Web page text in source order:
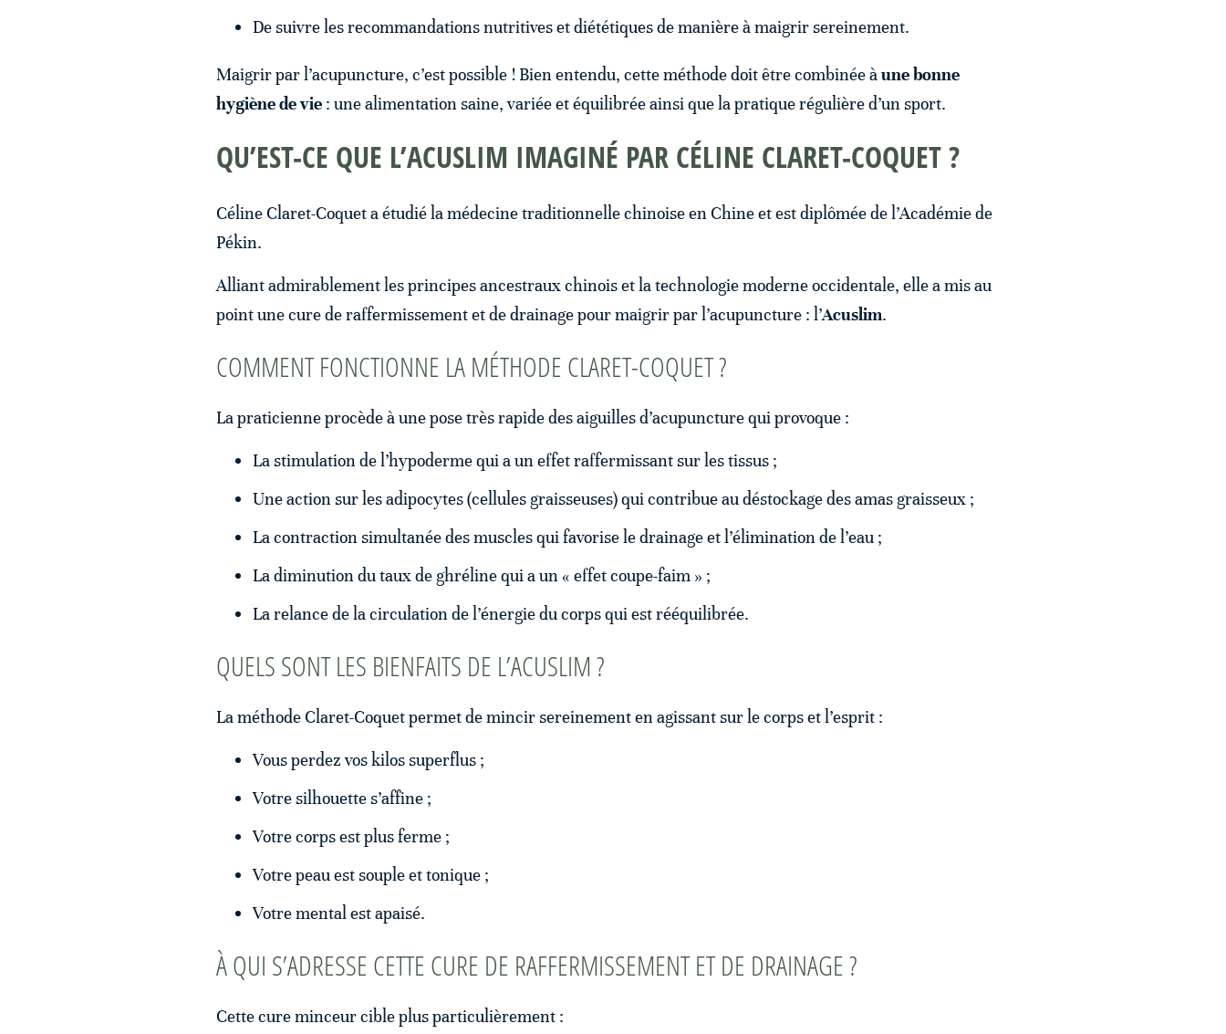
De suivre les recommandations nutritives et diététiques de manière à maigrir sereinement.
Maigrir par l’acupuncture, c’est possible ! Bien entendu, cette méthode doit être combinée àune bonne
hygiène de vie : une alimentation saine, variée et équilibrée ainsi que la pratique régulière d’un sport.
QU’EST-CE QUE L’ACUSLIM IMAGINÉ PAR CÉLINE CLARET-COQUET ?
Céline Claret-Coquet a étudié la médecine traditionnelle chinoise en Chine et est diplômée de l’Académie de
Pékin.
Alliant admirablement les principes ancestraux chinois et la technologie moderne occidentale, elle a mis au
point une cure de raffermissement et de drainage pour maigrir par l’acupuncture : l’Acuslim.
COMMENT FONCTIONNE LA MÉTHODE CLARET-COQUET ?
La praticienne procède à une pose très rapide des aiguilles d’acupuncture qui provoque :
La stimulation de l’hypoderme qui a un effet raffermissant sur les tissus ;
Une action sur les adipocytes (cellules graisseuses) qui contribue au déstockage des amas graisseux ;
La contraction simultanée des muscles qui favorise le drainage et l’élimination de l’eau ;
La diminution du taux de ghréline qui a un « effet coupe-faim » ;
La relance de la circulation de l’énergie du corps qui est rééquilibrée.
QUELS SONT LES BIENFAITS DE L’ACUSLIM ?
La méthode Claret-Coquet permet de mincir sereinement en agissant sur le corps et l’esprit :
Vous perdez vos kilos superflus ;
Votre silhouette s’affine ;
Votre corps est plus ferme ;
Votre peau est souple et tonique ;
Votre mental est apaisé.
À QUI S’ADRESSE CETTE CURE DE RAFFERMISSEMENT ET DE DRAINAGE ?
Cette cure minceur cible plus particulièrement :